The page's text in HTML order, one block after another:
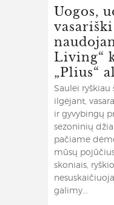
Uogos,
Living“
„Plius“
Saulei
ilgėjant,
ir gyvybingų
sezoninių
pačiame
mūsų
skoniais,
galimy...